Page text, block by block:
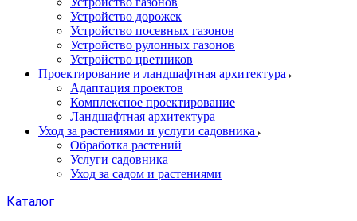
Устройство дорожек
Устройство посевных газонов
Устройство рулонных газонов
Устройство цветников
Проектирование и ландшафтная архитектура
Адаптация проектов
Комплексное проектирование
Ландшафтная архитектура
Уход за растениями и услуги садовника
Обработка растений
Услуги садовника
Уход за садом и растениями
Каталог